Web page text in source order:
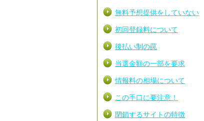
無料予想提供をしていない
初回登録料について
後払い制の罠
当選金額の一部を要求
情報料の相場について
この手口に要注意！
閉鎖するサイトの特徴